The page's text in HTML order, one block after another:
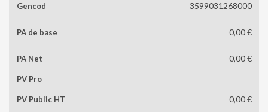
3599031268000
0,00 €
0,00 €
0,00 €